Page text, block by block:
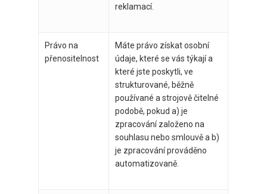
reklamací.
Právo na
přenositelnost
Máte právo získat osobní
údaje, které se vás týkají a
které jste poskytli, ve
strukturované, běžně
používané a strojově čitelné
podobě, pokud a) je
zpracování založeno na
souhlasu nebo smlouvě a b)
je zpracování prováděno
automatizovaně.